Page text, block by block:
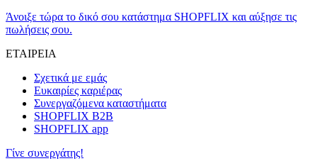
Άνοιξε τώρα το δικό σου κατάστημα SHOPFLIX και αύξησε τις
πωλήσεις σου.
ΕΤΑΙΡΕΙΑ
Σχετικά με εμάς
Ευκαιρίες καριέρας
Συνεργαζόμενα καταστήματα
SHOPFLIX B2B
SHOPFLIX app
Γίνε συνεργάτης!